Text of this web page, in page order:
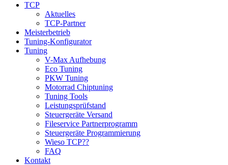
TCP
Aktuelles
TCP-Partner
Meisterbetrieb
Tuning-Konfigurator
Tuning
V-Max Aufhebung
Eco Tuning
PKW Tuning
Motorrad Chiptuning
Tuning Tools
Leistungsprüfstand
Steuergeräte Versand
Fileservice Partnerprogramm
Steuergeräte Programmierung
Wieso TCP??
FAQ
Kontakt